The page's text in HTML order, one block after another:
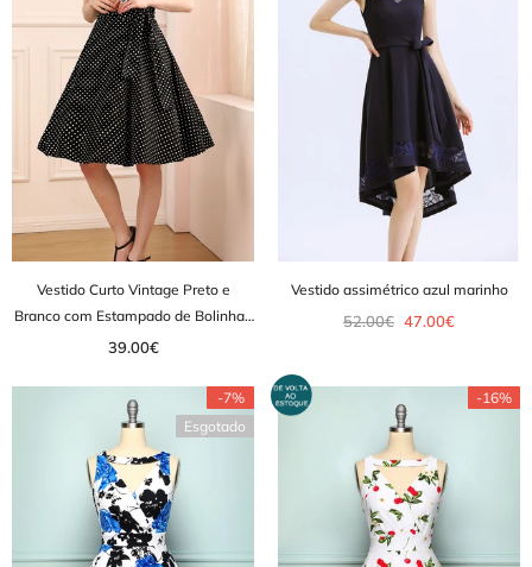
Vestido Curto Vintage Preto e
Branco com Estampado de Bolinhas
e Cinto
39.00€
Vestido assimétrico azul marinho
52.00€ 47.00€
-7%
Esgotado
-16%